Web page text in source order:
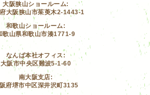
大阪狭山ショールーム:
大阪狭山市茱萸木2-1443-1
和歌山ショールーム:
歌山県和歌山市湊1771-9
なんば本社オフィス:
大阪市中央区難波5-1-60
南大阪支店:
府堺市中区深井沢町3135